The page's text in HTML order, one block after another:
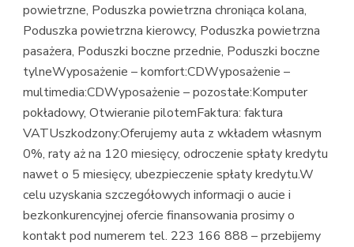
powietrzne, Poduszka powietrzna chroniąca kolana,
Poduszka powietrzna kierowcy, Poduszka powietrzna
pasażera, Poduszki boczne przednie, Poduszki boczne
tylneWyposażenie – komfort:CDWyposażenie –
multimedia:CDWyposażenie – pozostałe:Komputer
pokładowy, Otwieranie pilotemFaktura: faktura
VATUszkodzony:Oferujemy auta z wkładem własnym
0%, raty aż na 120 miesięcy, odroczenie spłaty kredytu
nawet o 5 miesięcy, ubezpieczenie spłaty kredytu.W
celu uzyskania szczegółowych informacji o aucie i
bezkonkurencyjnej ofercie finansowania prosimy o
kontakt pod numerem tel. 223 166 888 – przebijemy